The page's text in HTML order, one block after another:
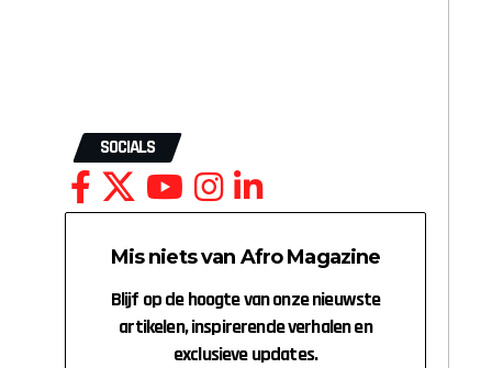
SOCIALS
Mis niets van Afro Magazine
Blijf op de hoogte van onze nieuwste
artikelen, inspirerende verhalen en
exclusieve updates.